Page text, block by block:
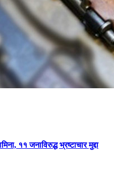
११ जनाविरुद्ध भ्रष्टाचार मुद्दा